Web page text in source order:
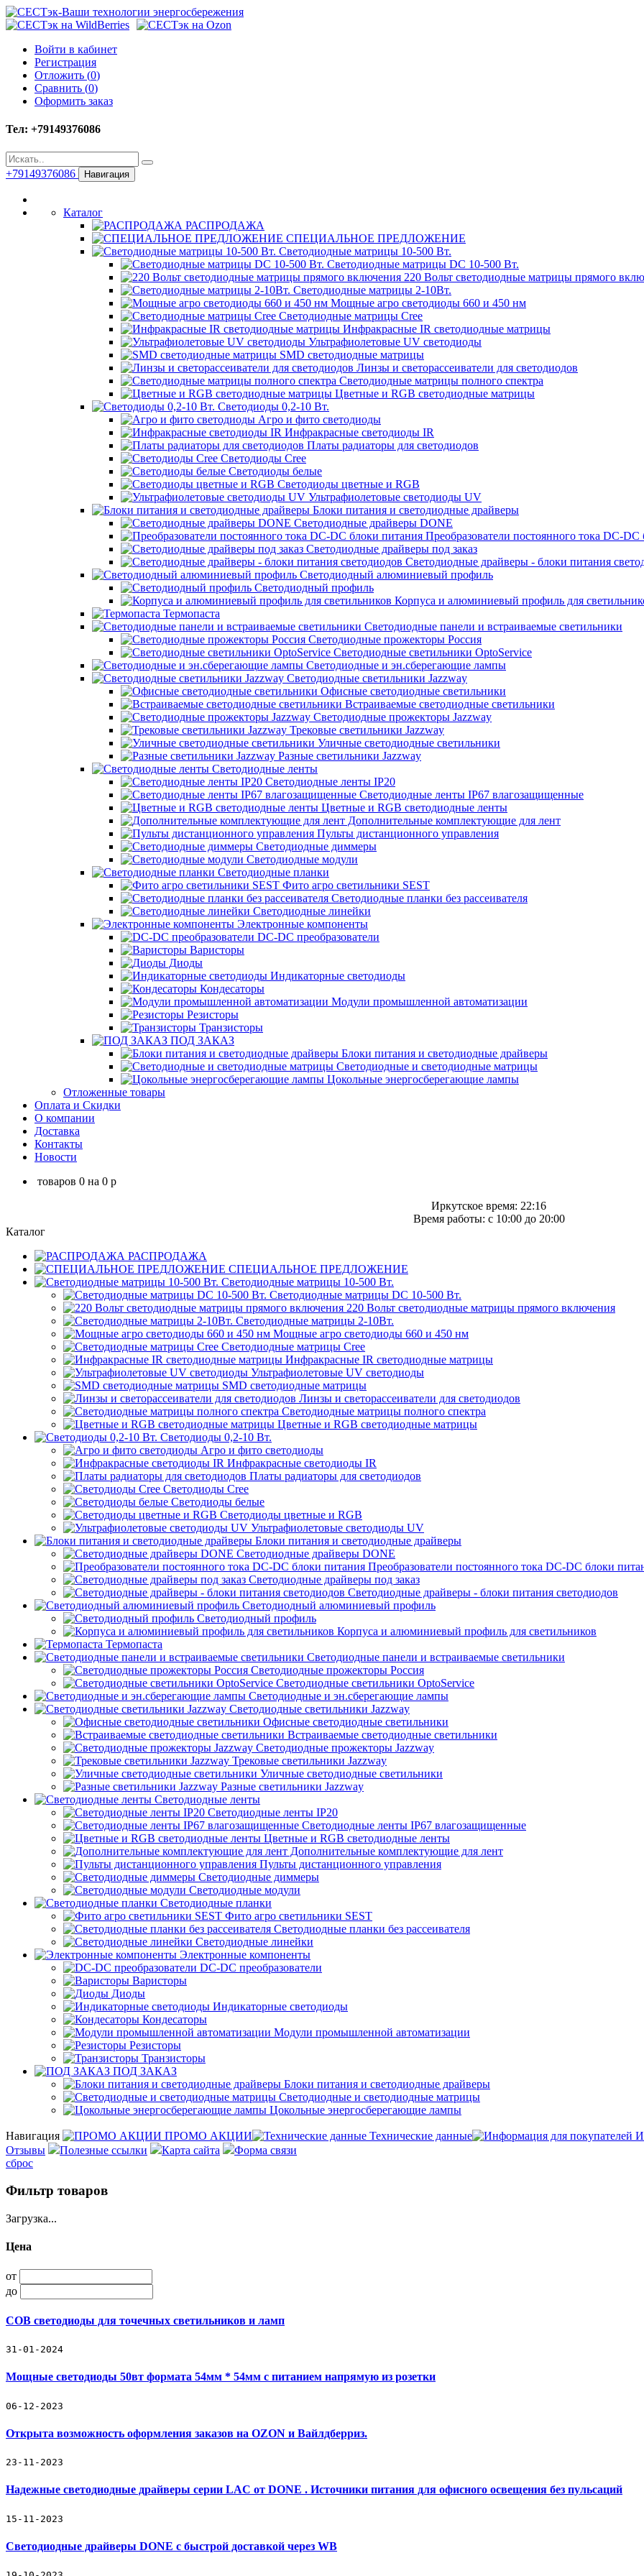
Войти в кабинет
Регистрация
Отложить (0)
Сравнить (0)
Оформить заказ
Тел: +79149376086
+79149376086 Навигация
Каталог
РАСПРОДАЖА
СПЕЦИАЛЬНОЕ ПРЕДЛОЖЕНИЕ
Светодиодные матрицы 10-500 Вт.
Светодиодные матрицы DC 10-500 Вт.
220 Вольт cветодиодные матрицы прямого
Светодиодные матрицы 2-10Вт.
Мощные агро светодиоды 660 и 450 нм
Светодиодные матрицы Cree
Инфракрасные IR светодиодные матрицы
Ультрафиолетовые UV светодиоды
SMD светодиодные матрицы
Линзы и светорассеиватели для светодиодов
Светодиодные матрицы полного спектра
Цветные и RGB светодиодные матрицы
Светодиоды 0,2-10 Вт.
Агро и фито светодиоды
Инфракрасные светодиоды IR
Платы радиаторы для светодиодов
Светодиоды Cree
Светодиоды белые
Светодиоды цветные и RGB
Ультрафиолетовые светодиоды UV
Блоки питания и светодиодные драйверы
Светодиодные драйверы DONE
Преобразователи постоянного тока DC-
Светодиодные драйверы под заказ
Светодиодные драйверы - блоки питания
Светодиодный алюминиевый профиль
Светодиодный профиль
Корпуса и алюминиевый профиль для
Термопаста
Светодиодные панели и встраиваемые светильники
Светодиодные прожекторы Россия
Светодиодные светильники OptoService
Светодиодные и эн.сберегающие лампы
Светодиодные светильники Jazzway
Офисные светодиодные светильники
Встраиваемые светодиодные светильники
Светодиодные прожекторы Jazzway
Трековые светильники Jazzway
Уличные светодиодные светильники
Разные светильники Jazzway
Светодиодные ленты
Светодиодные ленты IP20
Светодиодные ленты IP67 влагозащищенные
Цветные и RGB светодиодные ленты
Дополнительные комплектующие для лент
Пульты дистанционного управления
Светодиодные диммеры
Светодиодные модули
Светодиодные планки
Фито агро светильники SEST
Светодиодные планки без рассеивателя
Светодиодные линейки
Электронные компоненты
DC-DC преобразователи
Варисторы
Диоды
Индикаторные светодиоды
Кондесаторы
Модули промышленной автоматизации
Резисторы
Транзисторы
ПОД ЗАКАЗ
Блоки питания и светодиодные драйверы
Светодиодные и светодиодные матрицы
Цокольные энергосберегающие лампы
Отложенные товары
Оплата и Скидки
О компании
Доставка
Контакты
Новости
товаров 0 на 0 p
Иркутское время: 22:16
Время работы: c 10:00 до 20:00
Каталог
РАСПРОДАЖА
СПЕЦИАЛЬНОЕ ПРЕДЛОЖЕНИЕ
Светодиодные матрицы 10-500 Вт.
Светодиодные матрицы DC 10-500 Вт.
220 Вольт cветодиодные матрицы прямого включения
Светодиодные матрицы 2-10Вт.
Мощные агро светодиоды 660 и 450 нм
Светодиодные матрицы Cree
Инфракрасные IR светодиодные матрицы
Ультрафиолетовые UV светодиоды
SMD светодиодные матрицы
Линзы и светорассеиватели для светодиодов
Светодиодные матрицы полного спектра
Цветные и RGB светодиодные матрицы
Светодиоды 0,2-10 Вт.
Агро и фито светодиоды
Инфракрасные светодиоды IR
Платы радиаторы для светодиодов
Светодиоды Cree
Светодиоды белые
Светодиоды цветные и RGB
Ультрафиолетовые светодиоды UV
Блоки питания и светодиодные драйверы
Светодиодные драйверы DONE
Преобразователи постоянного тока DC-DC блоки
Светодиодные драйверы под заказ
Светодиодные драйверы - блоки питания светодиодов
Светодиодный алюминиевый профиль
Светодиодный профиль
Корпуса и алюминиевый профиль для светильников
Термопаста
Светодиодные панели и встраиваемые светильники
Светодиодные прожекторы Россия
Светодиодные светильники OptoService
Светодиодные и эн.сберегающие лампы
Светодиодные светильники Jazzway
Офисные светодиодные светильники
Встраиваемые светодиодные светильники
Светодиодные прожекторы Jazzway
Трековые светильники Jazzway
Уличные светодиодные светильники
Разные светильники Jazzway
Светодиодные ленты
Светодиодные ленты IP20
Светодиодные ленты IP67 влагозащищенные
Цветные и RGB светодиодные ленты
Дополнительные комплектующие для лент
Пульты дистанционного управления
Светодиодные диммеры
Светодиодные модули
Светодиодные планки
Фито агро светильники SEST
Светодиодные планки без рассеивателя
Светодиодные линейки
Электронные компоненты
DC-DC преобразователи
Варисторы
Диоды
Индикаторные светодиоды
Кондесаторы
Модули промышленной автоматизации
Резисторы
Транзисторы
ПОД ЗАКАЗ
Блоки питания и светодиодные драйверы
Светодиодные и светодиодные матрицы
Цокольные энергосберегающие лампы
Навигация ПРОМО АКЦИИ Технические данные
Отзывы
Полезные ссылки Карта сайта
Форма связи
сброс
Фильтр товаров
Загрузка...
Цена
от
до
COB светодиоды для точечных светильников и ламп
31-01-2024
Мощные светодиоды 50вт формата 54мм * 54мм с питанием напрямую из розетки
06-12-2023
Открыта возможность оформления заказов на OZON и Вайлдберриз.
23-11-2023
Надежные светодиодные драйверы серии LAC от DONE . Источники питания для офисного освещения без пульсаций
15-11-2023
Светодиодные драйверы DONE с быстрой доставкой через WB